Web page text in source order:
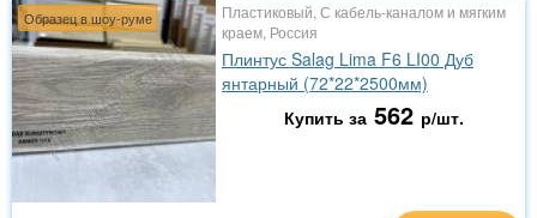
Образец в шоу-руме
Пластиковый, С кабель-каналом и мягким
краем, Россия
Плинтус Salag Lima F6 LI00 Дуб
янтарный (72*22*2500мм)
Купить за 562 р/шт.